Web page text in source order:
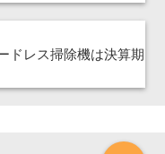
ドレス掃除機は決算期